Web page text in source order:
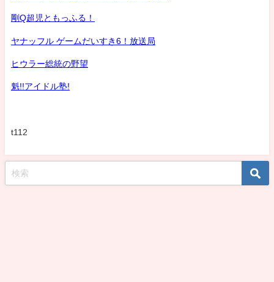
剛Q超児ともっふる！
ヤナッフル ゲームだいすき6！放送局
ヒウラー総統の野望
魁!!アイドル塾!
t112